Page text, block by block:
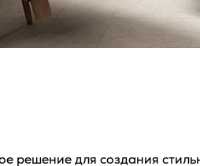
для создания